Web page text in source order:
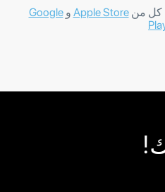
Apple Store وGoogle